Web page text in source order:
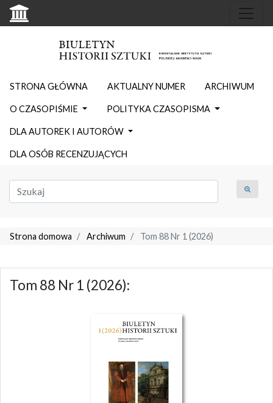
STRONA GŁÓWNA AKTUALNY NUMER ARCHIWUM
O CZASOPIŚMIE POLITYKA CZASOPISMA
DLA AUTOREK I AUTORÓW
DLA OSÓB RECENZUJĄCYCH
Strona domowa Archiwum Tom 88 Nr 1 (2026)
Tom 88 Nr 1 (2026):